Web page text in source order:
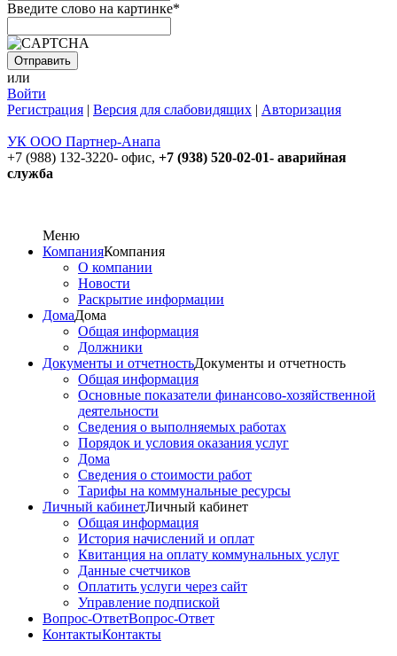
Введите слово на картинке*
или
Войти
Регистрация | Версия для слабовидящих | Авторизация
УК ООО Партнер-Анапа
+7 (988) 132-3220- офис, +7 (938) 520-02-01- аварийная
служба
Меню
КомпанияКомпания
О компании
Новости
Раскрытие информации
ДомаДома
Общая информация
Должники
Документы и отчетностьДокументы и отчетность
Общая информация
Основные показатели финансово-хозяйственной
деятельности
Сведения о выполняемых работах
Порядок и условия оказания услуг
Дома
Сведения о стоимости работ
Тарифы на коммунальные ресурсы
Личный кабинетЛичный кабинет
Общая информация
История начислений и оплат
Квитанция на оплату коммунальных услуг
Данные счетчиков
Оплатить услуги через сайт
Управление подпиской
Вопрос-ОтветВопрос-Ответ
КонтактыКонтакты